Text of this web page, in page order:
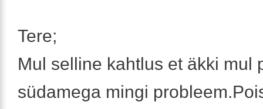
Tere;
Mul selline kahtlus et äkki mul
südamega mingi